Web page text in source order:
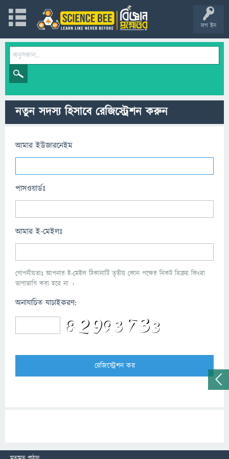
লগ ইন
নতুন সদস্য হিসাবে রেজিস্ট্রেশন করুন
আমার ইউজারনেইম
পাসওয়ার্ডঃ
আমার ই-মেইলঃ
গোপনীয়তাঃ আপনার ই-মেইল ঠিকানাটি তৃতীয় কোন পক্ষের নিকট বিক্রয় কিংবা
ভাগাভাগি করা হবে না ।
অনাযাচিত যাচাইকরণ: